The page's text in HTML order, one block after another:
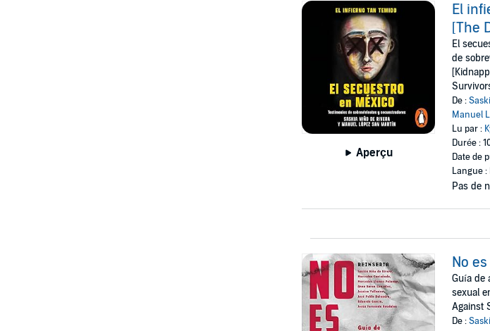
Aperçu
El
[The
El
de
De :
Manuel
Lu par :
Durée :
Date de
Langue :
Pas de
No
Guía de
sexual
Against
De :